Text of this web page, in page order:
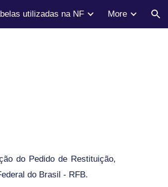
utilizadas na NF More
do Pedido de Restituição,
do Brasil - RFB.